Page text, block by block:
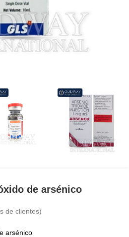
de arsénico
de clientes)
arsénico